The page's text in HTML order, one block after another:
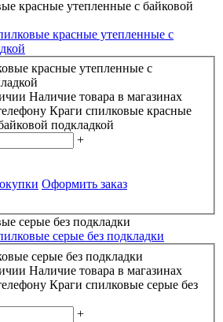
красные утепленные с
Наличие товара в магазинах
Краги спилковые красные
подкладкой
+
Оформить заказ
серые без подкладки
Наличие товара в магазинах
Краги спилковые серые без
+